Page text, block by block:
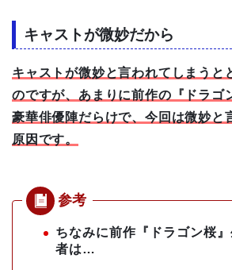
キャストが微妙だから
キャストが微妙と言われてしまうと
のですが、あまりに前作の『ドラゴ
豪華俳優陣だらけで、今回は微妙と
原因です。
ちなみに前作『ドラゴン桜
者は…